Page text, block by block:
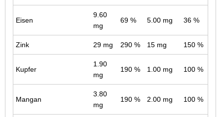
Eisen
9.60
mg
69 % 5.00 mg 36 %
Zink 29 mg 290 % 15 mg 150 %
Kupfer
1.90
mg
190 % 1.00 mg 100 %
Mangan
3.80
mg
190 % 2.00 mg 100 %